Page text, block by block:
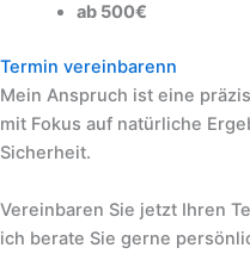
ab 500€
Termin vereinbarenn
Mein Anspruch ist eine
mit Fokus auf natürliche
Sicherheit.
Vereinbaren Sie jetzt Ihren
ich berate Sie gerne